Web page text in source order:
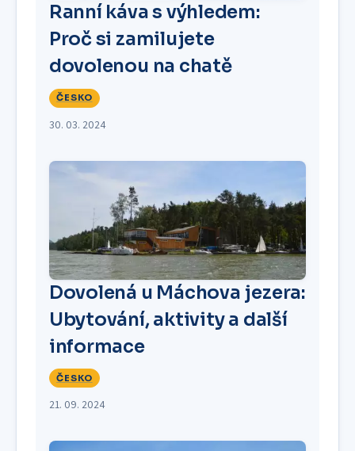
Ranní káva s výhledem:
Proč si zamilujete
dovolenou na chatě
ČESKO
30. 03. 2024
Dovolená u Máchova jezera:
Ubytování, aktivity a další
informace
ČESKO
21. 09. 2024